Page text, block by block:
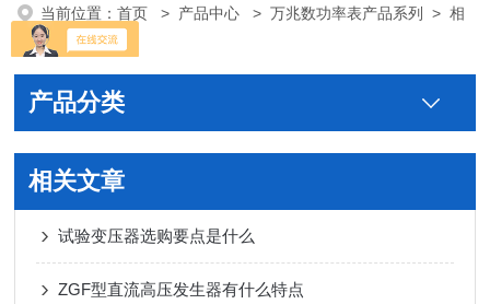
当前位置：首页 > 产品中心 >万兆数功率表产品系列 >相
序表
产品分类
相关文章
试验变压器选购要点是什么
ZGF型直流高压发生器有什么特点